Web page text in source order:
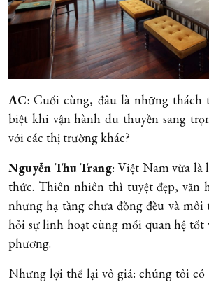
AC: Cuối cùng, đâu là những thách
biệt khi vận hành du thuyền sang
với các thị trường khác?
Nguyễn Thu Trang: Việt Nam vừa là
thức. Thiên nhiên thì tuyệt đẹp, văn
nhưng hạ tầng chưa đồng đều và
hỏi sự linh hoạt cùng mối quan hệ tốt
phương.
Nhưng lợi thế lại vô giá: chúng tôi có